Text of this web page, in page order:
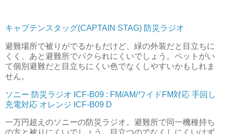
キャプテンスタッグ(CAPTAIN STAG) 防災ラジオ
避難場所で被りがでるかもだけど、緑の外装だと目立ちに
くく、あと避難所でパクられにくいでしょう。ペットがい
て個別避難だと目立ちにくい色でなくしやすいかもしれま
せん。
ソニー 防災ラジオ ICF-B09 : FM/AM/ワイドFM対応 手回し
充電対応 オレンジ ICF-B09 D
一万円超えのソニーの防災ラジオ。避難所で同一機種持ち